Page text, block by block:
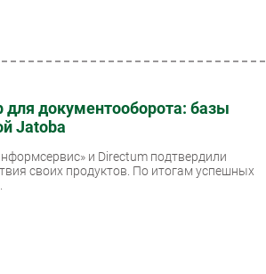
для документооборота: базы
Jatoba
и Directum подтвердили
своих продуктов. По итогам успешных